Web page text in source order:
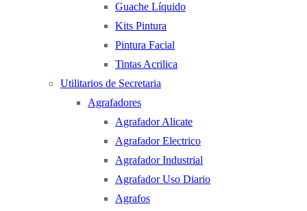
Guache Líquido
Kits Pintura
Pintura Facial
Tintas Acrilica
Utilitarios de Secretaria
Agrafadores
Agrafador Alicate
Agrafador Electrico
Agrafador Industrial
Agrafador Uso Diario
Agrafos